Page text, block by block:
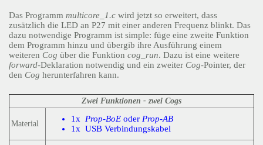
Das Programm multicore_1.c wird jetzt so erweitert, dass
zusätzlich die LED an P27 mit einer anderen Frequenz blinkt. Das
dazu notwendige Programm ist simple: füge eine zweite Funktion
dem Programm hinzu und übergib ihre Ausführung einem
weiteren Cog über die Funktion cog_run. Dazu ist eine weitere
forward-Deklaration notwendig und ein zweiter Cog-Pointer, der
den Cog herunterfahren kann.
Zwei Funktionen - zwei Cogs
Material
1x Prop-BoE oder Prop-AB
1x USB Verbindungskabel